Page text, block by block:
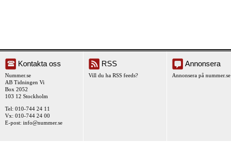
Kontakta oss
Nummer.se
AB Tidningen Vi
Box 2052
103 12 Stockholm
Tel: 010-744 24 11
Vx: 010-744 24 00
E-post: info@nummer.se
RSS
Vill du ha RSS feeds?
Annonsera
Annonsera på nummer.se